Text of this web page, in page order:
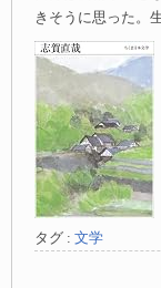
きそうに思った。
タグ : 文学